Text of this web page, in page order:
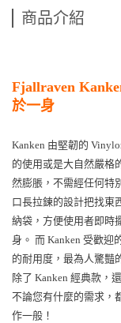
商品介紹
Fjallraven
於一身
Kanken 由堅韌的
的使用或是大自然嚴格
然膨脹，不需經任何特
口長拉鍊的設計把找東
納袋，方便使用者即時
身。 而 Kanken 受歡迎
的耐用度，最為人驚豔
除了 Kanken 經典款，
不論您有什麼的需求，
作一般！